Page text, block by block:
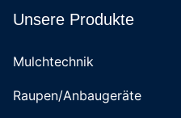
Unsere Produkte
Mulchtechnik
Raupen/Anbaugeräte